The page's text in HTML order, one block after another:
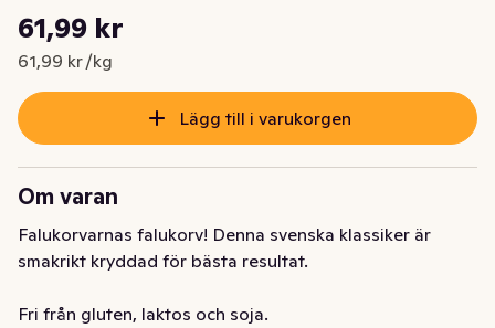
Nuvarande pris är: 61,99 kr
61,99 kr
61,99 kr /kg
Styckpris: 61,99 kr /kg
Lägg till i varukorgen
Om varan
Falukorvarnas falukorv! Denna svenska klassiker är
smakrikt kryddad för bästa resultat.
Fri från gluten, laktos och soja.